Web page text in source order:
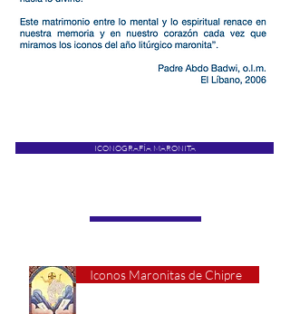
ICONOGRAFÍA MARONITA
Iconos Maronitas de Chipre